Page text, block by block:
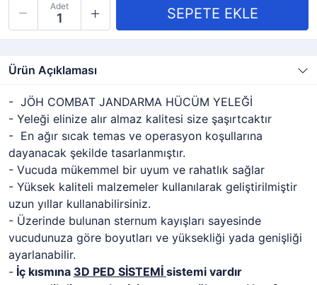
Adet
Ürün Açıklaması
- JÖH COMBAT JANDARMA HÜCÜM YELEĞİ
- Yeleği elinize alır almaz kalitesi size şaşırtcaktır
- En ağır sıcak temas ve operasyon koşullarına
dayanacak şekilde tasarlanmıştır.
- Vucuda mükemmel bir uyum ve rahatlık sağlar
- Yüksek kaliteli malzemeler kullanılarak geliştirilmiştir
uzun yıllar kullanabilirsiniz.
- Üzerinde bulunan sternum kayışları sayesinde
vucudunuza göre boyutları ve yüksekliği yada genişliği
ayarlanabilir.
- İç kısmına 3D PED SİSTEMİ sistemi vardır